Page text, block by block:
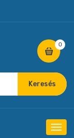
Keresés
0